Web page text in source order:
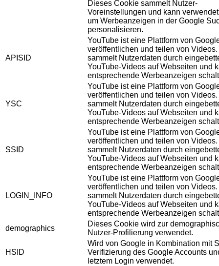
Dieses Cookie sammelt Nutzer-
Voreinstellungen und kann
um Werbeanzeigen in der Google
personalisieren.
APISID
YouTube ist eine Plattform von
veröffentlichen und teilen von
sammelt Nutzerdaten durch
YouTube-Videos auf Webseiten und
entsprechende Werbeanzeigen
YSC
YouTube ist eine Plattform von
veröffentlichen und teilen von
sammelt Nutzerdaten durch
YouTube-Videos auf Webseiten und
entsprechende Werbeanzeigen
SSID
YouTube ist eine Plattform von
veröffentlichen und teilen von
sammelt Nutzerdaten durch
YouTube-Videos auf Webseiten und
entsprechende Werbeanzeigen
LOGIN_INFO
YouTube ist eine Plattform von
veröffentlichen und teilen von
sammelt Nutzerdaten durch
YouTube-Videos auf Webseiten und
entsprechende Werbeanzeigen
demographics
Dieses Cookie wird zur
Nutzer-Profilierung verwendet.
HSID
Wird von Google in Kombination mit
Verifizierung des Google Accounts
letztem Login verwendet.